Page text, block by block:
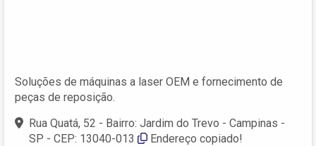
Soluções de máquinas a laser OEM e fornecimento de
peças de reposição.
Rua Quatá, 52 - Bairro: Jardim do Trevo - Campinas -
SP - CEP: 13040-013
Endereço copiado!